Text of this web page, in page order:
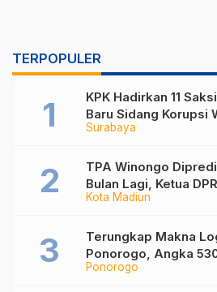
TERPOPULER
Surabaya
KPK Hadirkan 11
Baru Sidang Korupsi
Nonaktif Maidi
Kota Madiun
TPA Winongo
Bulan Lagi, Ketua
Desak Pemkot
Ponorogo
Terungkap Makna
Ponorogo, Angka
Jadi Sekar Kinanthi